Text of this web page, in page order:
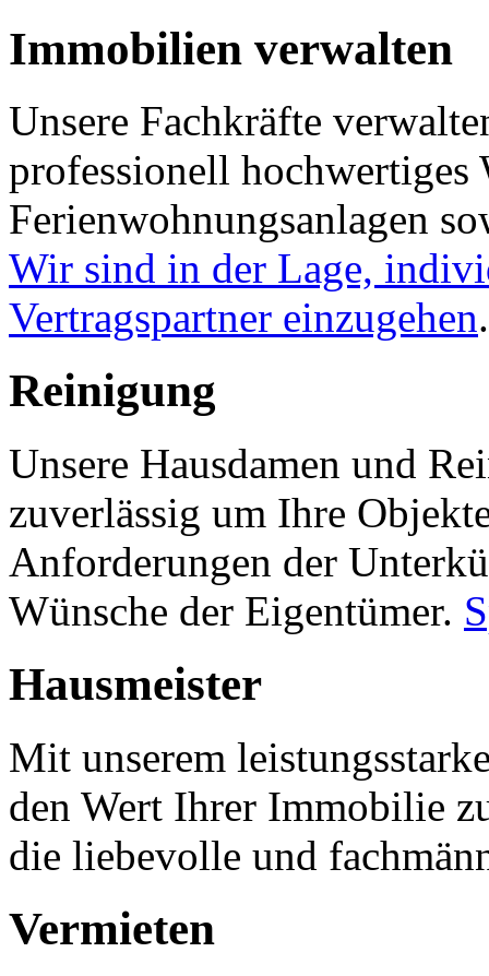
Immobilien verwalten
Unsere Fachkräfte
professionell hochwertiges
Ferienwohnungsanlagen
Wir sind in der Lage,
Vertragspartner einzugehen.
Reinigung
Unsere Hausdamen und
zuverlässig um Ihre
Anforderungen der
Wünsche der Eigentümer.
Hausmeister
Mit unserem
den Wert Ihrer Immobilie
die liebevolle und
Vermieten